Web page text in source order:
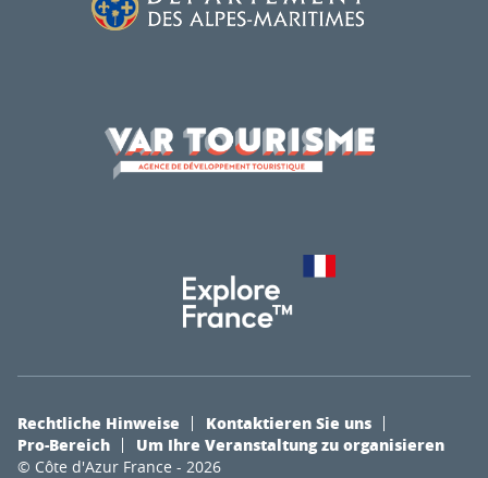
© Côte d'Azur France - 2026
Rechtliche Hinweise
Kontaktieren Sie uns
Pro-Bereich
Um Ihre Veranstaltung zu organisieren